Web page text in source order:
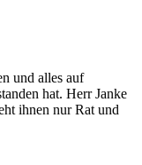
und alles auf
hat. Herr Janke
ihnen nur Rat und